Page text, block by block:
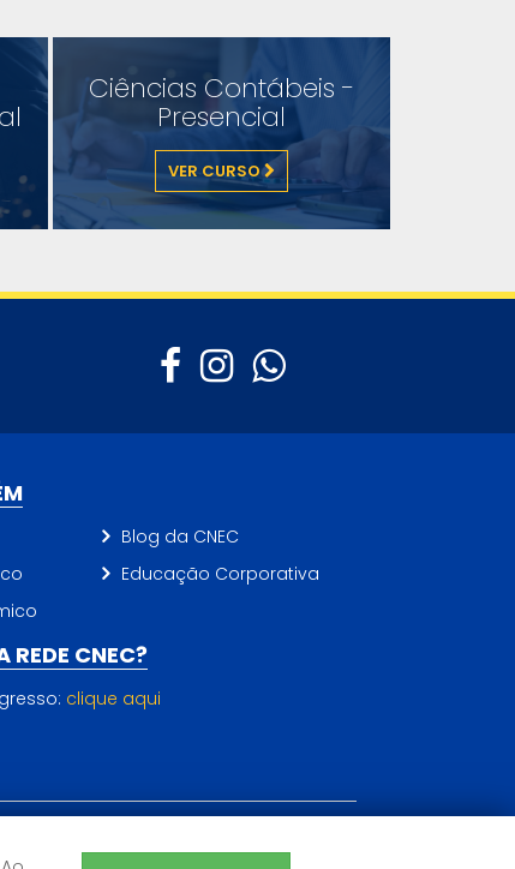
Ciências Contábeis -
Presencial
VER CURSO
Blog da CNEC
Educação Corporativa
REDE CNEC?
clique aqui